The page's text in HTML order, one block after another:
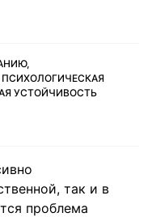
УСТОЙЧИВОСТЬ
так и в
проблема